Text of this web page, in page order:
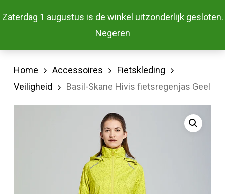
Zaterdag 1 augustus is de winkel uitzonderlijk gesloten.
Negeren
to
Menu
Home Accessoires
Fietskleding
Veiligheid
Basil-Skane Hivis fietsregenjas Geel
Menu